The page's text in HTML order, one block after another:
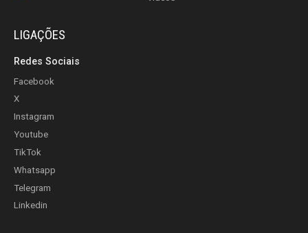
LIGAÇÕES
Redes Sociais
Facebook
X
Instagram
Youtube
TikTok
Whatsapp
Telegram
Linkedin